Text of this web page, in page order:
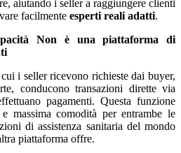
aiutando i seller a raggiungere clienti
facilmente esperti reali adatti.
Non è una piattaforma di
i seller ricevono richieste dai buyer,
conducono transazioni dirette via
pagamenti. Questa funzione
massima comodità per entrambe le
di assistenza sanitaria del mondo
piattaforma offre.